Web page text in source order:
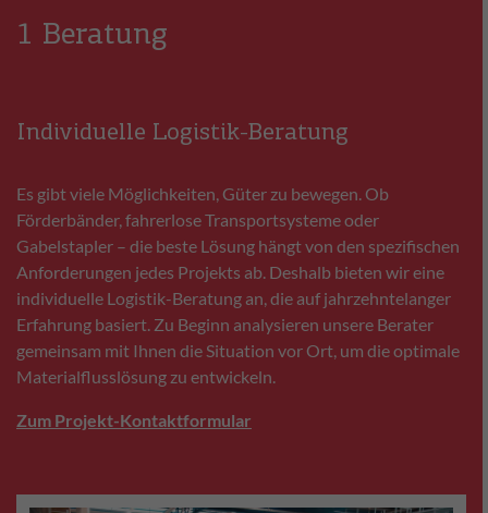
1 Beratung
Individuelle Logistik-Beratung
Es gibt viele Möglichkeiten, Güter zu bewegen. Ob
Förderbänder, fahrerlose Transportsysteme oder
Gabelstapler – die beste Lösung hängt von den spezifischen
Anforderungen jedes Projekts ab. Deshalb bieten wir eine
individuelle Logistik-Beratung an, die auf jahrzehntelanger
Erfahrung basiert. Zu Beginn analysieren unsere Berater
gemeinsam mit Ihnen die Situation vor Ort, um die optimale
Materialflusslösung zu entwickeln.
Zum Projekt-Kontaktformular